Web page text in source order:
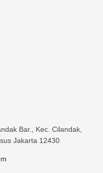
Bar., Kec. Cilandak,
Jakarta 12430